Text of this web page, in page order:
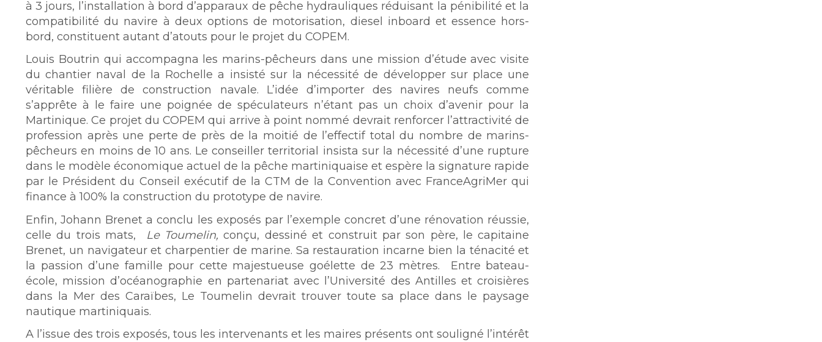
à 3 jours, l’installation à bord d’apparaux de pêche hydrauliques réduisant la pénibilité et la
compatibilité du navire à deux options de motorisation, diesel inboard et essence hors-
bord, constituent autant d’atouts pour le projet du COPEM.
Louis Boutrin qui accompagna les marins-pêcheurs dans une mission d’étude avec visite
du chantier naval de la Rochelle a insisté sur la nécessité de développer sur place une
véritable filière de construction navale. L’idée d’importer des navires neufs comme
s’apprête à le faire une poignée de spéculateurs n’étant pas un choix d’avenir pour la
Martinique. Ce projet du COPEM qui arrive à point nommé devrait renforcer l’attractivité de
profession après une perte de près de la moitié de l’effectif total du nombre de marins-
pêcheurs en moins de 10 ans. Le conseiller territorial insista sur la nécessité d’une rupture
dans le modèle économique actuel de la pêche martiniquaise et espère la signature rapide
par le Président du Conseil exécutif de la CTM de la Convention avec FranceAgriMer qui
finance à 100% la construction du prototype de navire.
Enfin, Johann Brenet a conclu les exposés par l’exemple concret d’une rénovation réussie,
celle du trois mats,
Le Toumelin, conçu, dessiné et construit par son père, le capitaine
Brenet, un navigateur et charpentier de marine. Sa restauration incarne bien la ténacité et
la passion d’une famille pour cette majestueuse goélette de 23 mètres. Entre bateau-
école, mission d’océanographie en partenariat avec l’Université des Antilles et croisières
dans la Mer des Caraïbes, Le Toumelin devrait trouver toute sa place dans le paysage
nautique martiniquais.
A l’issue des trois exposés, tous les intervenants et les maires présents ont souligné l’intérêt